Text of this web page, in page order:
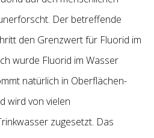
Der betreffende
den Grenzwert für Fluorid im
wurde Fluorid im Wasser
natürlich in Oberflächen-
wird von vielen
zugesetzt. Das